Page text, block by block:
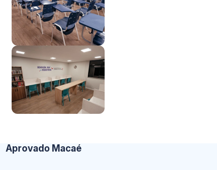
Aprovado Macaé